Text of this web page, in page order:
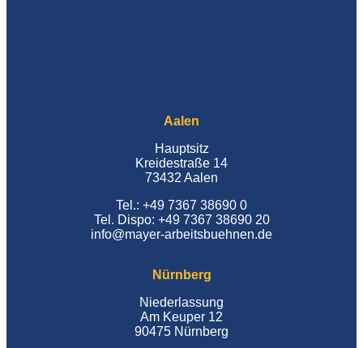
Aalen
Hauptsitz
Kreidestraße 14
73432 Aalen
Tel.: +49 7367 38690 0
Tel. Dispo: +49 7367 38690 20
info@mayer-arbeitsbuehnen.de
Nürnberg
Niederlassung
Am Keuper 12
90475 Nürnberg